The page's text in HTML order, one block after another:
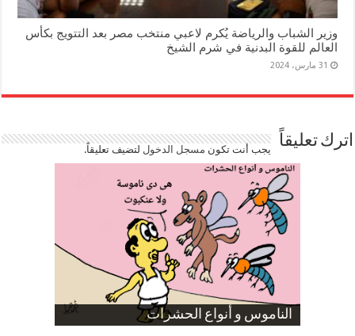
وزير الشباب والرياضة يُكرم لاعبي منتخب مصر بعد التتويج بكأس
العالم للقوة البدنية في شرم الشيخ
31 مارس، 2024
اترك تعليقاً يجب أنت تكون مسجل الدخوللتضيف تعليقاً.
الناموس و أنواع الحشرات
الموظفين بعد ارتفاع الأسعار
ارتفاع نسبة الطلاق في مصر
صورة كاركاتيرية
صورة كاركاتيرية